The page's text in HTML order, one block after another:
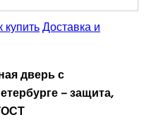
купитьДоставка и
дверь с
– защита,